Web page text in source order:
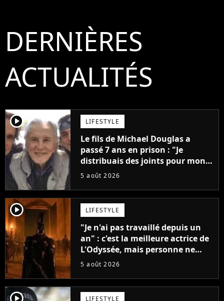
DERNIÈRES
ACTUALITÉS
player2 LIFESTYLE
Le fils de Michael Douglas a
passé 7 ans en prison : "Je
distribuais des joints pour mon
père"
5 août 2026
player2 LIFESTYLE
"Je n'ai pas travaillé depuis un
an" : c'est la meilleure actrice de
L'Odyssée, mais personne ne
veut lui donner de rôle au
5 août 2026
LIFESTYLE